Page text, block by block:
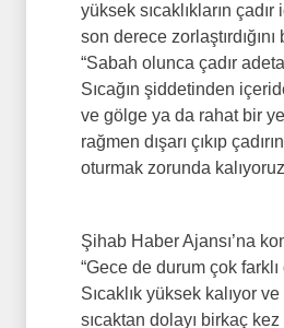
yüksek sıcaklıkların çadır
son derece
“Sabah olunca çadır
Sıcağın şiddetinden
ve gölge ya da rahat bir
rağmen dışarı çıkıp
oturmak zorunda
Şihab Haber Ajansı’na
“Gece de durum çok farklı
Sıcaklık yüksek kalıyor
sıcaktan dolayı birkaç kez